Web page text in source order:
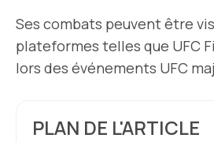
Ses combats peuvent être
plateformes telles que UFC
lors des événements UFC
PLAN DE L'ARTICLE